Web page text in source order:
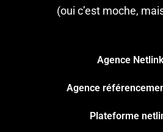
(oui c’est moche,
Agence
Agence
Plateforme